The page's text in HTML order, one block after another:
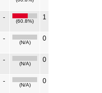
-
(60.8%)
1
-
(N/A)
0
-
(N/A)
0
-
(N/A)
0